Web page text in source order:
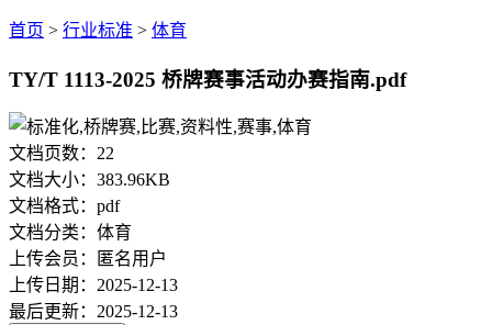
首页 > 行业标准 > 体育
TY/T 1113-2025 桥牌赛事活动办赛指南.pdf
文档页数： 22
文档大小： 383.96KB
文档格式： pdf
文档分类： 体育
上传会员：
匿名用户
上传日期： 2025-12-13
最后更新： 2025-12-13